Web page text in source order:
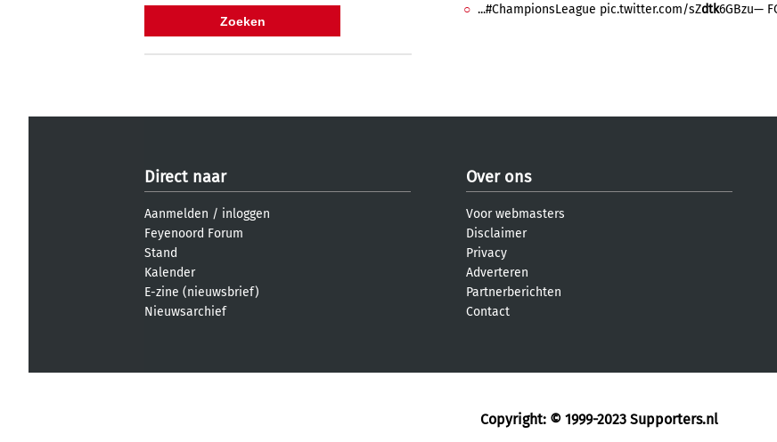
...#ChampionsLeague pic.twitter.com/sZdtk6GBzu—
Direct naar
Aanmelden / inloggen
Feyenoord Forum
Stand
Kalender
E-zine (nieuwsbrief)
Nieuwsarchief
Over ons
Voor webmasters
Disclaimer
Privacy
Adverteren
Partnerberichten
Contact
Copyright: © 1999-2023 Supporters.nl